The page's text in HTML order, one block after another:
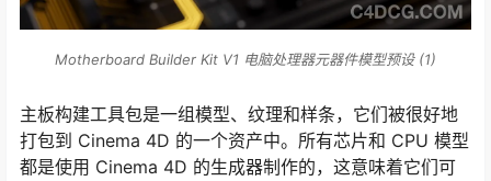
Motherboard Builder Kit V1 电脑处理器元器件模型预设 (1)
主板构建工具包是一组模型、纹理和样条，它们被很好地
打包到 Cinema 4D 的一个资产中。所有芯片和 CPU 模型
都是使用 Cinema 4D 的生成器制作的，这意味着它们可